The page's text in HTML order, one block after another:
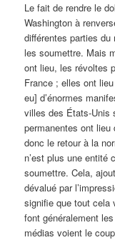
Le fait de rendre le
Washington à
différentes parties
les soumettre. Mais
ont lieu, les révoltes
France ; elles ont
eu] d’énormes
villes des États-Unis
permanentes ont lieu
donc le retour à la
n’est plus une entité
soumettre. Cela,
dévalué par
signifie que tout cela
font généralement
médias voient le